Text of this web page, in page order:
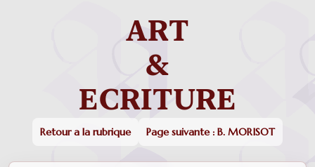
Retour a la rubrique Page suivante : B. MORISOT